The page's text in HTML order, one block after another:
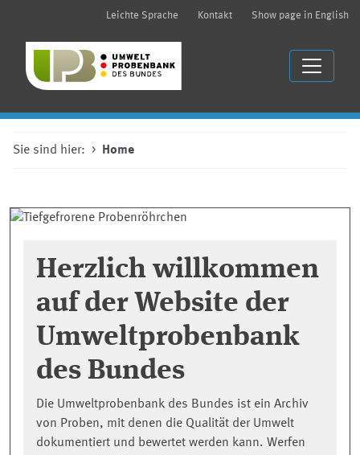
Leichte Sprache Kontakt Show page in English
Sie sind hier: Home
Herzlich willkommen
auf der Website der
Umweltprobenbank
des Bundes
Die Umweltprobenbank des Bundes ist ein Archiv
von Proben, mit denen die Qualität der Umwelt
dokumentiert und bewertet werden kann. Werfen